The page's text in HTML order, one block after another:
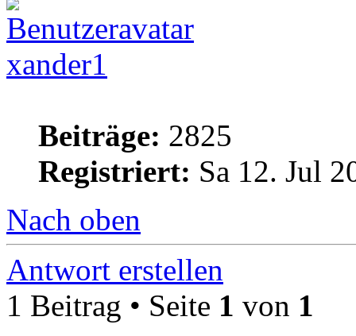
xander1
Beiträge: 2825
Registriert: Sa 12. Jul
Nach oben
Antwort erstellen
1 Beitrag • Seite 1 von 1